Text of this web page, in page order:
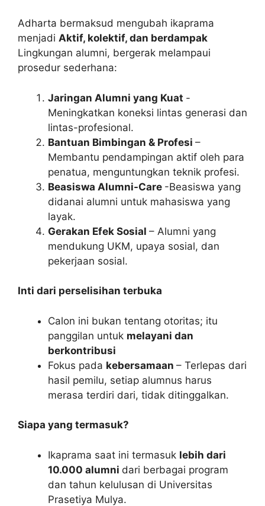
Adharta bermaksud mengubah ikaprama
menjadi Aktif, kolektif, dan berdampak
Lingkungan alumni, bergerak melampaui
prosedur sederhana:
Jaringan Alumni yang Kuat -
Meningkatkan koneksi lintas generasi dan
lintas-profesional.
Bantuan Bimbingan & Profesi –
Membantu pendampingan aktif oleh para
penatua, menguntungkan teknik profesi.
Beasiswa Alumni-Care -Beasiswa yang
didanai alumni untuk mahasiswa yang
layak.
Gerakan Efek Sosial – Alumni yang
mendukung UKM, upaya sosial, dan
pekerjaan sosial.
Inti dari perselisihan terbuka
Calon ini bukan tentang otoritas; itu
panggilan untuk melayani dan
berkontribusi
Fokus pada kebersamaan – Terlepas dari
hasil pemilu, setiap alumnus harus
merasa terdiri dari, tidak ditinggalkan.
Siapa yang termasuk?
Ikaprama saat ini termasuk lebih dari
10.000 alumni dari berbagai program
dan tahun kelulusan di Universitas
Prasetiya Mulya.